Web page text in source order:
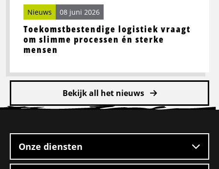
Toekomstbestendige logistiek vraagt
om slimme processen én sterke
mensen
Nieuws 08 juni 2026
Bekijk all het nieuws
footer
Onze diensten